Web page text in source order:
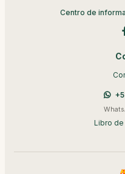
Centro de
Libro